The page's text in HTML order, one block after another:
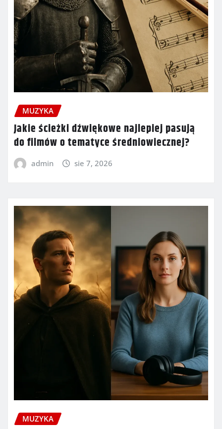
MUZYKA
Jakie ścieżki dźwiękowe najlepiej pasują
do filmów o tematyce średniowiecznej?
admin sie 7, 2026
MUZYKA